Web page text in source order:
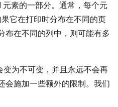
素的一部分。通常，每个元
它在打印时分布在不同的页
布在不同的列中，则可能有多
为不可变，并且永远不会再
会施加一些额外的限制。我们